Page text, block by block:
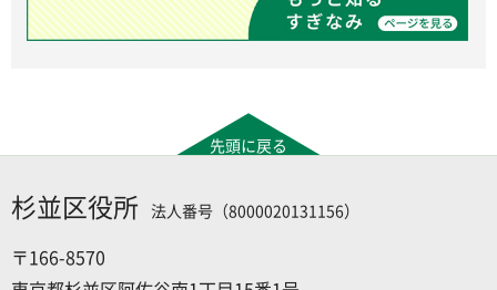
先頭に戻る
杉並区役所 法人番号（8000020131156）
〒166-8570